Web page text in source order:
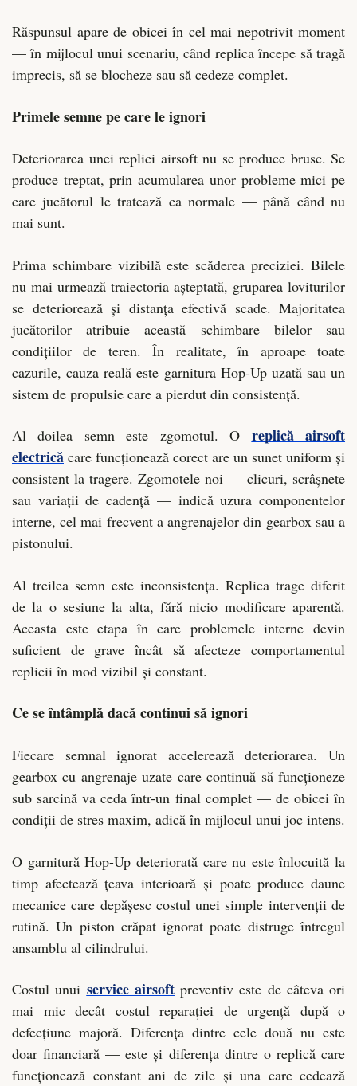
Răspunsul apare de obicei în cel mai nepotrivit moment
— în mijlocul unui scenariu, când replica începe să tragă
imprecis, să se blocheze sau să cedeze complet.
Primele semne pe care le ignori
Deteriorarea unei replici airsoft nu se produce brusc. Se
produce treptat, prin acumularea unor probleme mici pe
care jucătorul le tratează ca normale — până când nu
mai sunt.
Prima schimbare vizibilă este scăderea preciziei. Bilele
nu mai urmează traiectoria așteptată, gruparea loviturilor
se deteriorează și distanța efectivă scade. Majoritatea
jucătorilor atribuie această schimbare bilelor sau
condițiilor de teren. În realitate, în aproape toate
cazurile, cauza reală este garnitura Hop-Up uzată sau un
sistem de propulsie care a pierdut din consistență.
Al doilea semn este zgomotul. O replică airsoft
electrică care funcționează corect are un sunet uniform și
consistent la tragere. Zgomotele noi — clicuri, scrâșnete
sau variații de cadență — indică uzura componentelor
interne, cel mai frecvent a angrenajelor din gearbox sau a
pistonului.
Al treilea semn este inconsistența. Replica trage diferit
de la o sesiune la alta, fără nicio modificare aparentă.
Aceasta este etapa în care problemele interne devin
suficient de grave încât să afecteze comportamentul
replicii în mod vizibil și constant.
Ce se întâmplă dacă continui să ignori
Fiecare semnal ignorat accelerează deteriorarea. Un
gearbox cu angrenaje uzate care continuă să funcționeze
sub sarcină va ceda într-un final complet — de obicei în
condiții de stres maxim, adică în mijlocul unui joc intens.
O garnitură Hop-Up deteriorată care nu este înlocuită la
timp afectează țeava interioară și poate produce daune
mecanice care depășesc costul unei simple intervenții de
rutină. Un piston crăpat ignorat poate distruge întregul
ansamblu al cilindrului.
Costul unui service airsoftpreventiv este de câteva ori
mai mic decât costul reparației de urgență după o
defecțiune majoră. Diferența dintre cele două nu este
doar financiară — este și diferența dintre o replică care
funcționează constant ani de zile și una care cedează